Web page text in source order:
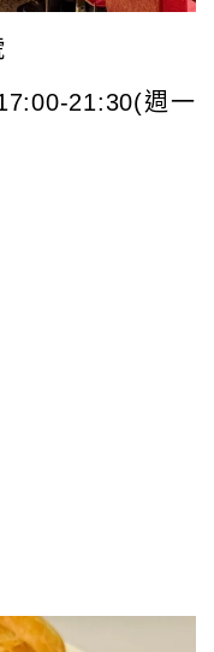
21:30(週一